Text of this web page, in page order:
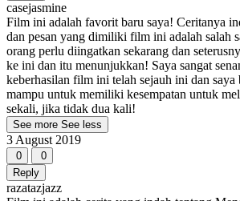
casejasmine
Film ini adalah favorit baru saya! Ceritanya
dan pesan yang dimiliki film ini adalah salah
orang perlu diingatkan sekarang dan
ke ini dan itu menunjukkan! Saya sangat
keberhasilan film ini telah sejauh ini dan saya
mampu untuk memiliki kesempatan untuk
sekali, jika tidak dua kali!
See more See less
3 August 2019
0
0
Reply
razatazjazz